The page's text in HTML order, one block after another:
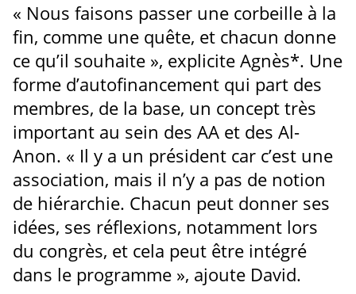
« Nous faisons passer une corbeille à la
fin, comme une quête, et chacun donne
ce qu’il souhaite », explicite Agnès*. Une
forme d’autofinancement qui part des
membres, de la base, un concept très
important au sein des AA et des Al-
Anon. « Il y a un président car c’est une
association, mais il n’y a pas de notion
de hiérarchie. Chacun peut donner ses
idées, ses réflexions, notamment lors
du congrès, et cela peut être intégré
dans le programme », ajoute David.